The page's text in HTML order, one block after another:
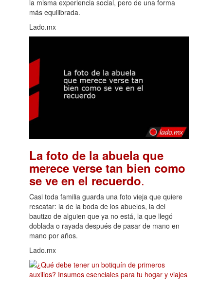
la misma experiencia social, pero de una forma
más equilibrada.
Lado.mx
La foto de la abuela que
merece verse tan bien como
se ve en el recuerdo.
Casi toda familia guarda una foto vieja que quiere
rescatar: la de la boda de los abuelos, la del
bautizo de alguien que ya no está, la que llegó
doblada o rayada después de pasar de mano en
mano por años.
Lado.mx